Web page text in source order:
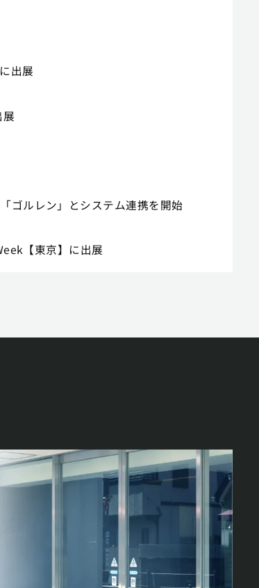
出展
ゴルレン」とシステム連携を開始
【東京】に出展